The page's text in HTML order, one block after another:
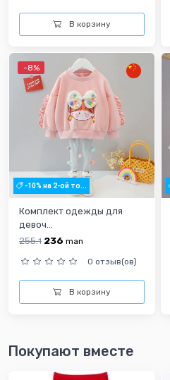
В корзину
-8%
-10% на 2-ой то...
Комплект одежды для
девоч...
255.1 236 man
0 отзыв(ов)
В корзину
Покупают вместе